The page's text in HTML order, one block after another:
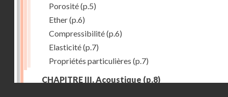
Porosité(p.5)
Ether(p.6)
Compressibilité(p.6)
Elasticité(p.7)
Propriétés particulières (p.7)
CHAPITRE III. Acoustique (p.8)